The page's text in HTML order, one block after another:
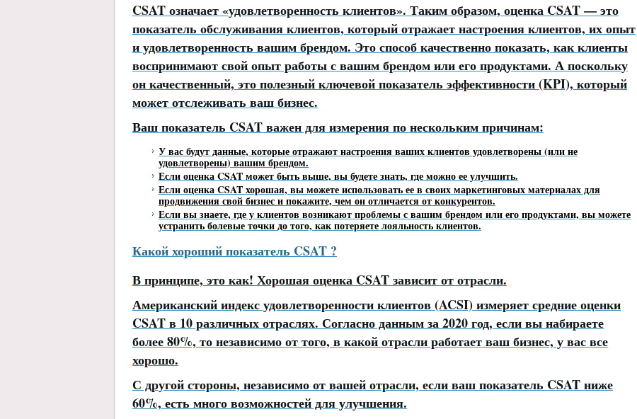
CSAT означает «удовлетворенность клиентов». Таким образом, оценка CSAT — это
показатель обслуживания клиентов, который отражает настроения клиентов, их опыт
и удовлетворенность вашим брендом. Это способ качественно показать, как клиенты
воспринимают свой опыт работы с вашим брендом или его продуктами. А поскольку
он качественный, это полезный ключевой показатель эффективности (KPI), который
может отслеживать ваш бизнес.
Ваш показатель CSAT важен для измерения по нескольким причинам:
У вас будут данные, которые отражают настроения ваших клиентов удовлетворены (или не
удовлетворены) вашим брендом.
Если оценка CSAT может быть выше, вы будете знать, где можно ее улучшить.
Если оценка CSAT хорошая, вы можете использовать ее в своих маркетинговых материалах для
продвижения свой бизнес и покажите, чем он отличается от конкурентов.
Если вы знаете, где у клиентов возникают проблемы с вашим брендом или его продуктами, вы можете
устранить болевые точки до того, как потеряете лояльность клиентов.
Какой хороший показатель CSAT ?
В принципе, это как! Хорошая оценка CSAT зависит от отрасли.
Американский индекс удовлетворенности клиентов (ACSI) измеряет средние оценки
CSAT в 10 различных отраслях. Согласно данным за 2020 год, если вы набираете
более 80%, то независимо от того, в какой отрасли работает ваш бизнес, у вас все
хорошо.
С другой стороны, независимо от вашей отрасли, если ваш показатель CSAT ниже
60%, есть много возможностей для улучшения.